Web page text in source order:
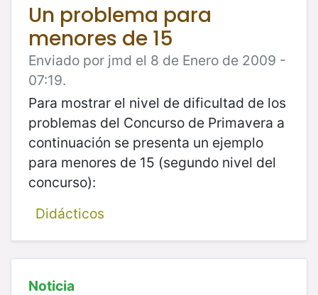
Un problema para
menores de 15
Enviado por jmd el 8 de Enero de 2009 -
07:19.
Para mostrar el nivel de dificultad de los
problemas del Concurso de Primavera a
continuación se presenta un ejemplo
para menores de 15 (segundo nivel del
concurso):
Didácticos
Noticia